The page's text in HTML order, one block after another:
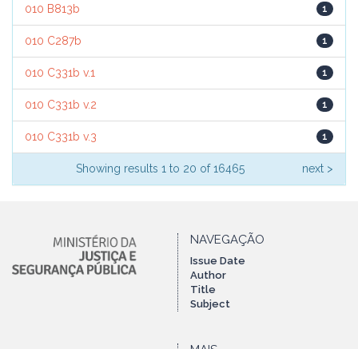
010 B813b 1
010 C287b 1
010 C331b v.1 1
010 C331b v.2 1
010 C331b v.3 1
Showing results 1 to 20 of 16465 next >
NAVEGAÇÃO
Issue Date
Author
Title
Subject